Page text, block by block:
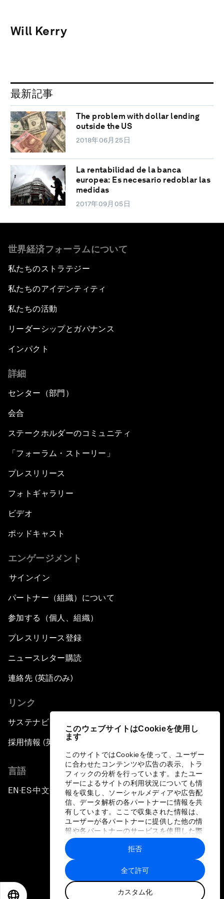
このウェブサイトはCookieを使用し
ます
このサイトではCookieを使って、ユーザー
に合わせたコンテンツや広告の表示、トラ
フィックの分析を行っています。またユー
ザーによるサイトの利用状況についても情
報を収集し、ソーシャルメディアや広告配
信、データ解析の各パートナーに情報を共
有しています。ここで収集された情報は、
ユーザーが各パートナーに提供した他の情
報や各パートナーのサービスを使用した際
に収集された情報と組み合わされ、各パー
トナーによって使用されることがありま
す。
全て許可
カスタム化
拒否
Will Kerry
最新記事
The problem with dollar lending
outside the US
2018年06月25日
La rentabilidad de la banca
europea: Es necesario redoblar las
medidas
2017年09月05日
世界経済フォーラムについて
私たちのストラテジー
私たちのアイデンティティ
私たちの活動
リーダーシップとガバナンス
インパクト
詳細
センター（部門）
会合
ステークホルダーのコミュニティ
「フォーラム・ストーリー」
プレスリリース
フォトギャラリー
ビデオ
ポッドキャスト
エンゲージメント
サインイン
パートナー（組織）について
参加する（個人、組織）
プレスリリース登録
ニュースレター購読
連絡先 (英語のみ)
リンク
サステナビリティへの取り組み
採用情報 (英語のみ)
言語
EN ▪ES▪中文▪ 日本語
プライバシーポリシーと利用規約
サイトマップ
©
世界経済フォーラム